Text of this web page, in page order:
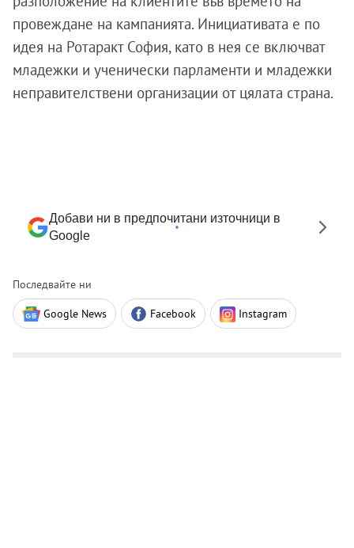
провеждане на кампанията. Инициативата е по
идея на Ротаракт София, като в нея се включват
младежки и ученически парламенти и младежки
неправителствени организации от цялата страна.
Добави ни в предпочитани източници в
Google
Последвайте ни
Google News Facebook Instagram